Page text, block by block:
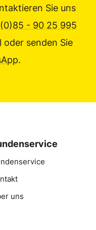
Sie uns
- 90 25 995
oder senden Sie
.
uns